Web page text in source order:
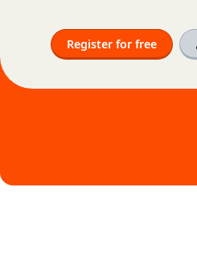
Register for free